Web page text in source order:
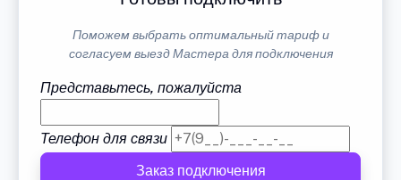
Поможем выбрать оптимальный тариф и
согласуем выезд Мастера для подключения
Представьтесь, пожалуйста
Телефон для связи
Заказ подключения